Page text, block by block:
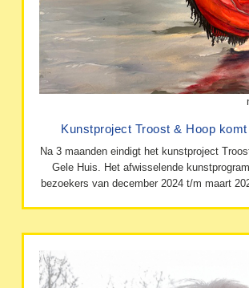
Kunstproject Troost & Hoop
Na 3 maanden eindigt het kunstproject
Gele Huis. Het afwisselende
bezoekers van december 2024 t/m maart